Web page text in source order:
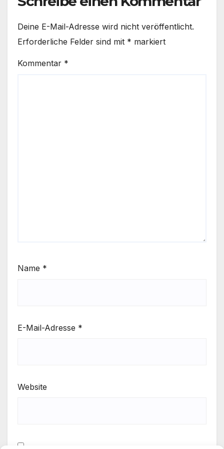
Deine E-Mail-Adresse wird nicht veröffentlicht.
Erforderliche Felder sind mit * markiert
Kommentar *
Name *
E-Mail-Adresse *
Website